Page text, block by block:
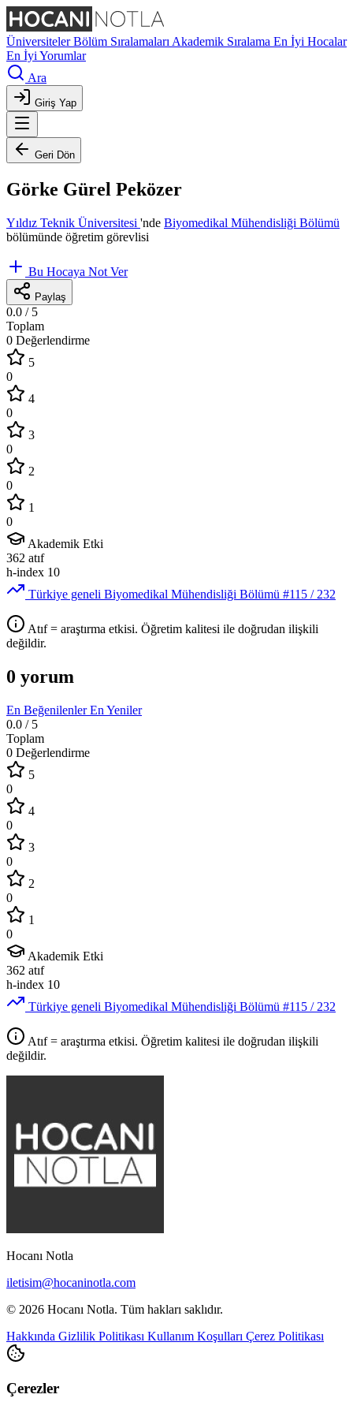
ÜniversitelerBölüm Sıralamaları Akademik Sıralama En İyi Hocalar
En İyi Yorumlar
Ara
Giriş Yap
Geri Dön
Görke Gürel Peközer
Yıldız Teknik Üniversitesi 'nde Biyomedikal Mühendisliği Bölümü
bölümünde öğretim görevlisi
Bu Hocaya Not Ver
Paylaş
0.0 / 5
Toplam
0 Değerlendirme
5
0
4
0
3
0
2
0
1
0
Akademik Etki
362 atıf
h-index 10
Türkiye geneli Biyomedikal Mühendisliği Bölümü #115 / 232
Atıf = araştırma etkisi. Öğretim kalitesi ile doğrudan ilişkili
değildir.
0 yorum
En BeğenilenlerEn Yeniler
0.0 / 5
Toplam
0 Değerlendirme
5
0
4
0
3
0
2
0
1
0
Akademik Etki
362 atıf
h-index 10
Türkiye geneli Biyomedikal Mühendisliği Bölümü #115 / 232
Atıf = araştırma etkisi. Öğretim kalitesi ile doğrudan ilişkili
değildir.
Hocanı Notla
iletisim@hocaninotla.com
© 2026 Hocanı Notla. Tüm hakları saklıdır.
Hakkında Gizlilik Politikası Kullanım Koşulları Çerez Politikası
Çerezler